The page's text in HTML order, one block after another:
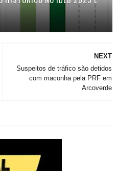
NEXT
Suspeitos de tráfico são detidos
com maconha pela PRF em
Arcoverde